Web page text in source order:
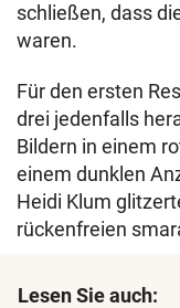
schließen, dass
waren.
Für den ersten
drei jedenfalls
Bildern in einem
einem dunklen
Heidi Klum
rückenfreien
Lesen Sie auch: